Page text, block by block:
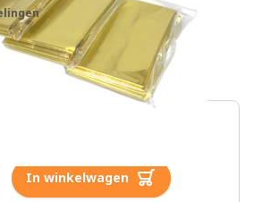
In winkelwagen